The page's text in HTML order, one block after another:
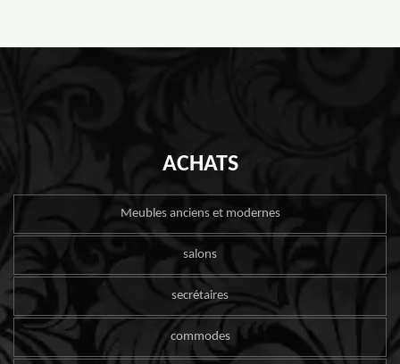
ACHATS
Meubles anciens et modernes
salons
secrétaires
commodes